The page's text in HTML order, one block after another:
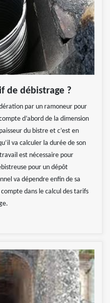
de débistrage ?
par un ramoneur pour
d’abord de la dimension
du bistre et c’est en
va calculer la durée de son
est nécessaire pour
pour un dépôt
va dépendre enfin de sa
dans le calcul des tarifs